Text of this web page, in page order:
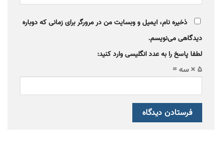
ذخیره نام، ایمیل و وبسایت من در مرورگر برای زمانی که دوباره
دیدگاهی می‌نویسم.
لطفا پاسخ را به عدد انگلیسی وارد کنید:
5 × سه =